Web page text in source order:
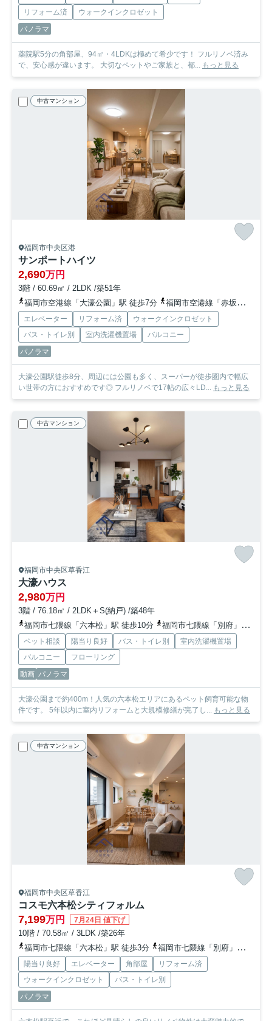
リフォーム済
ウォークインクロゼット
パノラマ
薬院駅5分の角部屋、94㎡・4LDKは極めて希少です！ フルリノベ済み
で、安心感が違います。 大切なペットやご家族と、都... もっと見る
中古マンション
福岡市中央区港
サンポートハイツ
2,690万円
3階 / 60.69㎡ / 2LDK /築51年
福岡市空港線「大濠公園」駅 徒歩7分
福岡市空港線「赤坂」駅 徒歩15分
エレベーター リフォーム済
ウォークインクロゼット
バス・トイレ別
室内洗濯機置場
バルコニー
パノラマ
大濠公園駅徒歩8分、周辺には公園も多く、スーパーが徒歩圏内で幅広
い世帯の方におすすめです◎ フルリノベで17帖の広々LD... もっと見る
中古マンション
福岡市中央区草香江
大濠ハウス
2,980万円
3階 / 76.18㎡ / 2LDK＋S(納戸) /築48年
福岡市七隈線「六本松」駅 徒歩10分
福岡市七隈線「別府」駅 徒歩13分
ペット相談 陽当り良好 バス・トイレ別
室内洗濯機置場
バルコニー
フローリング
動画 パノラマ
大濠公園まで約400m！人気の六本松エリアにあるペット飼育可能な物
件です。 5年以内に室内リフォームと大規模修繕が完了し... もっと見る
中古マンション
福岡市中央区草香江
コスモ六本松シティフォルム
7,199万円 7月24日 値下げ
10階 / 70.58㎡ / 3LDK /築26年
福岡市七隈線「六本松」駅 徒歩3分
福岡市七隈線「別府」駅 徒歩11分
陽当り良好 エレベーター 角部屋
リフォーム済
ウォークインクロゼット
バス・トイレ別
パノラマ